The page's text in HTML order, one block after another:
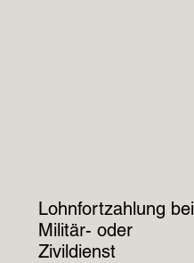
Lohnfortzahlung bei
Militär- oder
Zivildienst